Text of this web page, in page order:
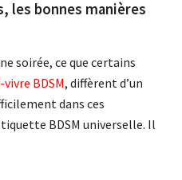
les bonnes manières
soirée, ce que certains
BDSM, diffèrent d’un
dans ces
BDSM universelle. Il